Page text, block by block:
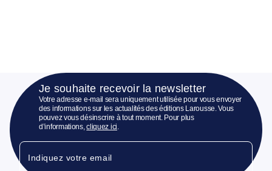
Je souhaite recevoir la newsletter
Votre adresse e-mail sera uniquement utilisée pour vous envoyer
des informations sur les actualités des éditions Larousse. Vous
pouvez vous désinscrire à tout moment. Pour plus
d’informations,cliquez ici.
Indiquez votre email